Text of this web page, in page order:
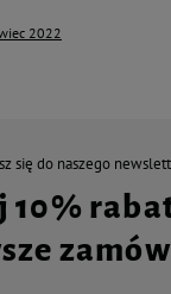
2022
się do naszego
10%